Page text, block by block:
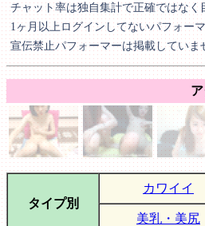
チャット率は独自集計で正確ではなく
1ヶ月以上ログインしてないパフォー
宣伝禁止パフォーマーは掲載してい
タイプ別
カワイイ
美乳・美尻